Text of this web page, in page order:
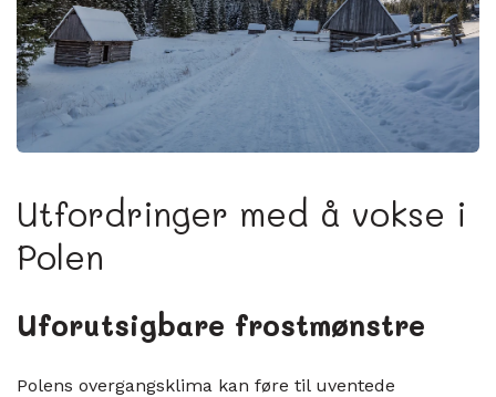
Utfordringer med å vokse i
Polen
Uforutsigbare frostmønstre
Polens overgangsklima kan føre til uventede